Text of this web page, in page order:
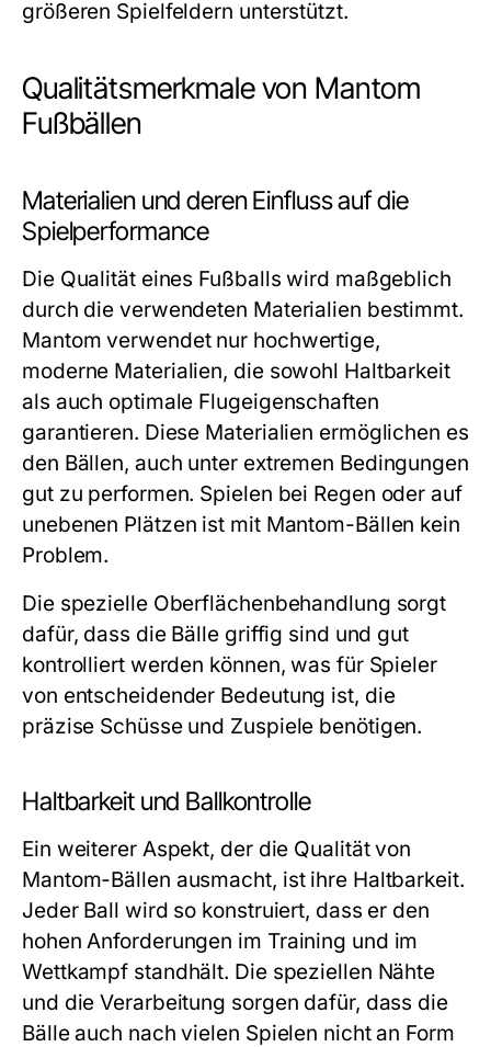
größeren Spielfeldern unterstützt.
Qualitätsmerkmale von Mantom
Fußbällen
Materialien und deren Einfluss auf die
Spielperformance
Die Qualität eines Fußballs wird maßgeblich
durch die verwendeten Materialien bestimmt.
Mantom verwendet nur hochwertige,
moderne Materialien, die sowohl Haltbarkeit
als auch optimale Flugeigenschaften
garantieren. Diese Materialien ermöglichen es
den Bällen, auch unter extremen Bedingungen
gut zu performen. Spielen bei Regen oder auf
unebenen Plätzen ist mit Mantom-Bällen kein
Problem.
Die spezielle Oberflächenbehandlung sorgt
dafür, dass die Bälle griffig sind und gut
kontrolliert werden können, was für Spieler
von entscheidender Bedeutung ist, die
präzise Schüsse und Zuspiele benötigen.
Haltbarkeit und Ballkontrolle
Ein weiterer Aspekt, der die Qualität von
Mantom-Bällen ausmacht, ist ihre Haltbarkeit.
Jeder Ball wird so konstruiert, dass er den
hohen Anforderungen im Training und im
Wettkampf standhält. Die speziellen Nähte
und die Verarbeitung sorgen dafür, dass die
Bälle auch nach vielen Spielen nicht an Form